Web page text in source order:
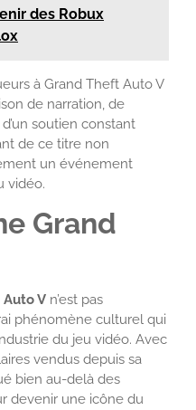
des Robux
à Grand Theft Auto V
de narration, de
soutien constant
de ce titre non
un événement
vidéo.
Grand
V n’est pas
phénomène culturel qui
du jeu vidéo. Avec
vendus depuis sa
bien au-delà des
devenir une icône du